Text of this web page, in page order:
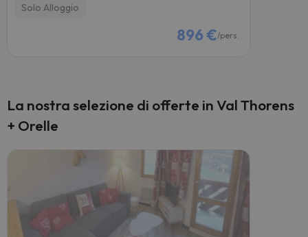
Solo Alloggio
896 €/pers.
La nostra selezione di offerte in Val Thorens
+ Orelle